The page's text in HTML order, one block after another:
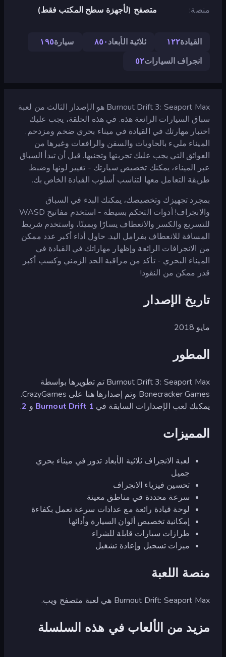
منصة
متصفح (لأجهزة سطح المكتب فقط)
القيادة١٢٢ ثلاثية الأبعاد٨٥٠ سيارة١٩٥
انجراف السيارات٥٢
Burnout Drift 3: Seaport Max هو الإصدار الثالث من لعبة
سباق السيارات الرائعة هذه. في هذه الحلقة، يجب عليك
اختبار مهارتك في القيادة في ميناء بحري ضخم ومزدحم.
الميناء مليء بالحاويات والسفن والرافعات وغيرها من
العوائق التي يجب عليك تجربتها وتجنبها. قبل أن تبدأ السباق
عبر الميناء، يمكنك تخصيص سيارتك - تغيير لونها وضبط
طريقة التعامل معها لتناسب أسلوب القيادة الخاص بك.
بمجرد تجهيزك وتخصيصك، يمكنك البدء في السباق
والانجراف! أدوات التحكم بسيطة - استخدم مفاتيح WASD
للتسريع والكسر والانعطاف يسارًا ويمينًا، واستخدم شريط
المسافة للانعطاف بفرامل اليد. حاول أداء أكبر عدد ممكن
من الانجرافات الرائعة وإظهار مهاراتك في القيادة في
الميناء البحري - تأكد من مراقبة الحد الزمني وكسب أكبر
قدر ممكن من النقود!
تاريخ الإصدار
مايو 2018
المطور
Burnout Drift 3: Seaport Max تم تطويرها بواسطة
Bonecracker Games وتم إصدارها هنا على CrazyGames.
يمكنك لعب الإصدارات السابقة في Burnout Drift 1 و 2
.
المميزات
لعبة الانجراف ثلاثية الأبعاد تدور في ميناء بحري
جميل
تحسين فيزياء الانجراف
سرعة محددة في مناطق معينة
لوحة قيادة رائعة مع عدادات سرعة تعمل بكفاءة
إمكانية تخصيص ألوان السيارة وأدائها
طرازات سيارات قابلة للشراء
ميزات تسجيل وإعادة تشغيل
منصة اللعبة
Burnout Drift: Seaport Max هي لعبة متصفح ويب.
مزيد من الألعاب في هذه السلسلة